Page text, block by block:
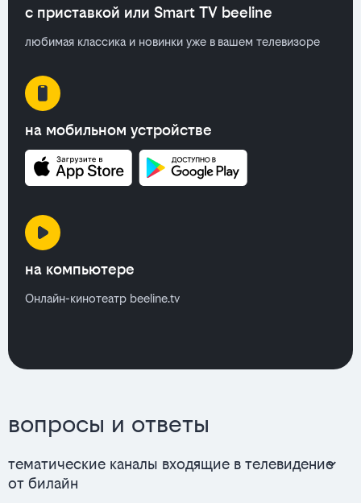
с приставкой или Smart TV beeline
любимая классика и новинки уже в вашем телевизоре
на мобильном устройстве
на компьютере
Онлайн-кинотеатр beeline.tv
вопросы и ответы
тематические каналы входящие в телевидение
от билайн